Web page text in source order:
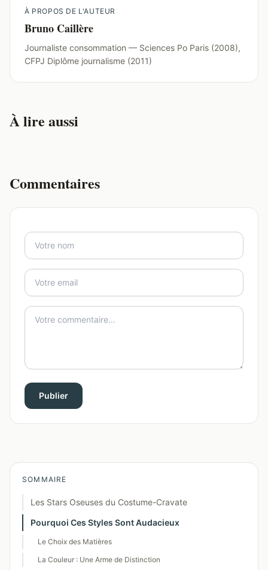
À PROPOS DE L'AUTEUR
Bruno Caillère
Journaliste consommation — Sciences Po Paris (2008),
CFPJ Diplôme journalisme (2011)
À lire aussi
Commentaires
Publier
SOMMAIRE
Les Stars Oseuses du Costume-Cravate
Pourquoi Ces Styles Sont Audacieux
Le Choix des Matières
La Couleur : Une Arme de Distinction